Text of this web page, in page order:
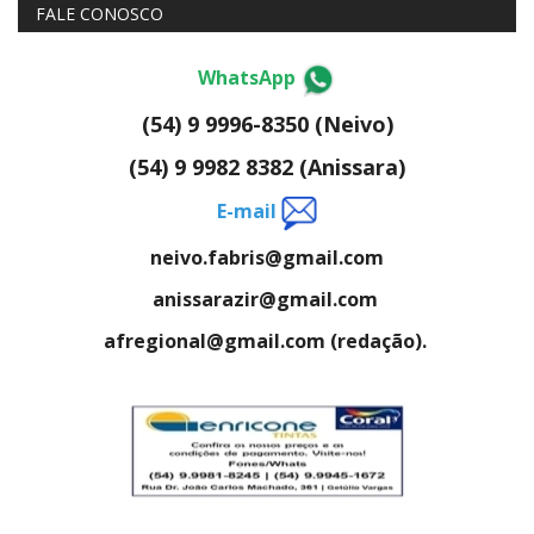
FALE CONOSCO
WhatsApp
(54) 9 9996-8350 (Neivo)
(54) 9 9982 8382 (Anissara)
E-mail
neivo.fabris@gmail.com
anissarazir@gmail.com
afregional@gmail.com (redação).